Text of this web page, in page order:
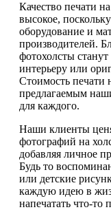
Качество печати
высокое,
оборудование и
производителей.
фотохолсты
интерьеру или
Стоимость печати
предлагаемым
для каждого.
Наши клиенты
фотографий на
добавляя личное
Будь то
или детские
каждую идею в
напечатать что-то